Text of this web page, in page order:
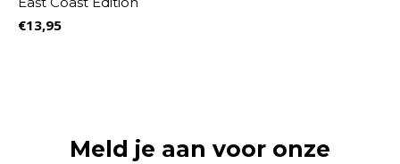
€13,95
Meld je aan voor onze